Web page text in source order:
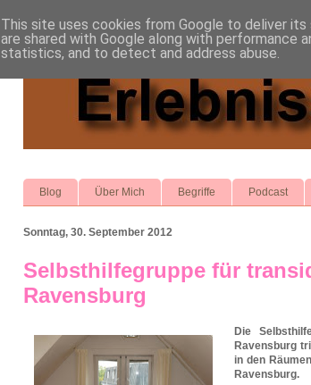
Blog Über Mich Begriffe Podcast
Sonntag, 30. September 2012
Selbsthilfegruppe für
Ravensburg
Die
Ravensburg
in den
Ravensburg.
This site uses cookies from Google to deliver
are shared with Google along with performance
statistics, and to detect and address abuse.